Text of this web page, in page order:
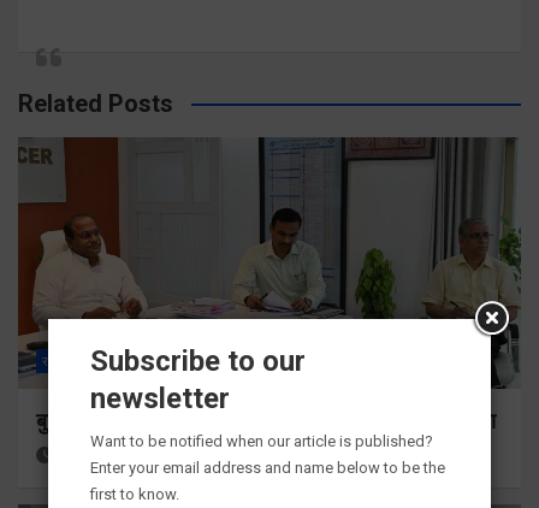
Related Posts
राज्य ALL देहरादून
बुजुर्ग-दिव्यांगों के घर जाएंगे बीएलओ, करेंगे नोटिसों का निस्तारण
Subscribe to our
newsletter
Want to be notified when our article is published?
Enter your email address and name below to be the
first to know.